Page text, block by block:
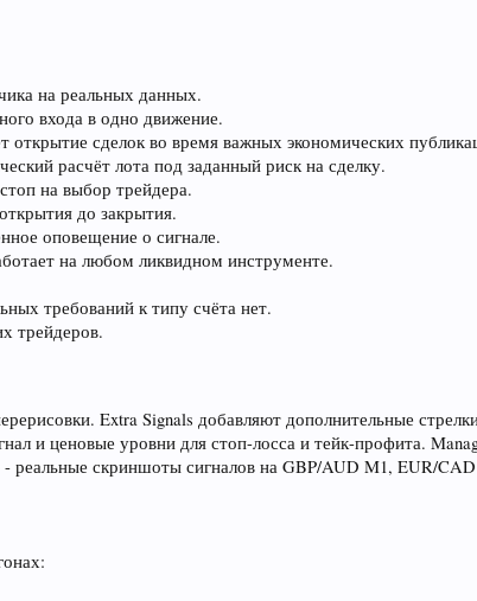
на реальных данных.
входа в одно движение.
открытие сделок во время важных экономических
расчёт лота под заданный риск на сделку.
на выбор трейдера.
до закрытия.
оповещение о сигнале.
на любом ликвидном инструменте.
требований к типу счёта нет.
трейдеров.
Extra Signals добавляют дополнительные
и ценовые уровни для стоп-лосса и тейк-профита.
реальные скриншоты сигналов на GBP/AUD M1, EUR/